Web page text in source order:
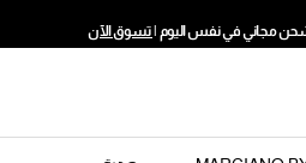
مجاني في نفس اليوم | تسوق الآن